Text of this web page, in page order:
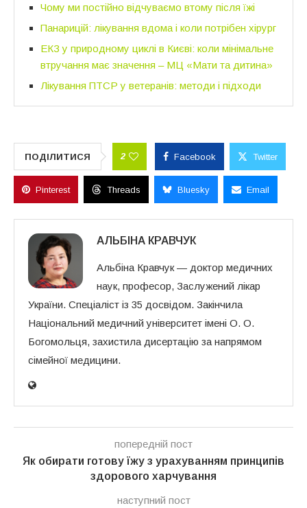
Чому ми постійно відчуваємо втому після їжі
Панарицій: лікування вдома і коли потрібен хірург
ЕКЗ у природному циклі в Києві: коли мінімальне
втручання має значення – МЦ «Мати та дитина»
Лікування ПТСР у ветеранів: методи і підходи
ПОДІЛИТИСЯ 2 Facebook Twitter
Pinterest Threads Bluesky Email
АЛЬБІНА КРАВЧУК
Альбіна Кравчук — доктор медичних
наук, професор, Заслужений лікар
України. Спеціаліст із 35 досвідом. Закінчила
Національний медичний університет імені О. О.
Богомольця, захистила дисертацію за напрямом
сімейної медицини.
попередній пост
Як обирати готову їжу з урахуванням принципів
здорового харчування
наступний пост